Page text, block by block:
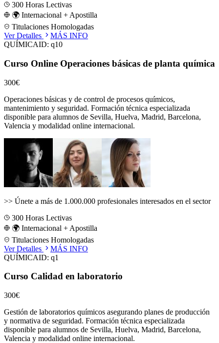
300 Horas Lectivas
🌍 Internacional + Apostilla
Titulaciones Homologadas
Ver Detalles
MÁS INFO
QUÍMICAID: q10
Curso Online Operaciones básicas de planta química
300€
Operaciones básicas y de control de procesos químicos,
mantenimiento y seguridad. Formación técnica especializada
disponible para alumnos de Sevilla, Huelva, Madrid, Barcelona,
Valencia y modalidad online internacional.
>> Únete a más de 1.000.000 profesionales interesados en el sector
300 Horas Lectivas
🌍 Internacional + Apostilla
Titulaciones Homologadas
Ver Detalles
MÁS INFO
QUÍMICAID: q1
Curso Calidad en laboratorio
300€
Gestión de laboratorios químicos asegurando planes de producción
y normativa de seguridad. Formación técnica especializada
disponible para alumnos de Sevilla, Huelva, Madrid, Barcelona,
Valencia y modalidad online internacional.